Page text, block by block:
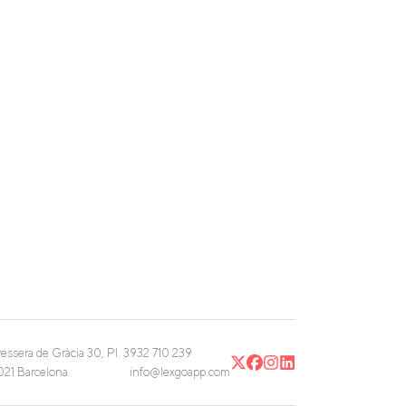
de Gràcia 30, Pl. 3
Barcelona
932 710 239
info@lexgoapp.com